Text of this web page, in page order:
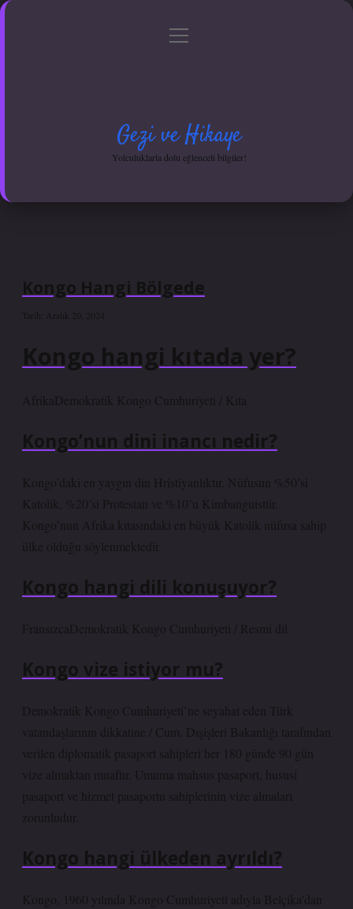
Gizlilik Politikası
menüyü
Gezi ve Hikaye
Yolculuklarla dolu eğlenceli bilgiler!
Kongo Hangi Bölgede
Tarih: Aralık 20, 2024
Kongo hangi kıtada yer?
AfrikaDemokratik Kongo Cumhuriyeti / Kıta
Kongo’nun dini inancı nedir?
Kongo’daki en yaygın din Hristiyanlıktır. Nüfusun %50’si
Katolik, %20’si Protestan ve %10’u Kimbanguisttir.
Kongo’nun Afrika kıtasındaki en büyük Katolik nüfusa sahip
ülke olduğu söylenmektedir.
Kongo hangi dili konuşuyor?
FransızcaDemokratik Kongo Cumhuriyeti / Resmi dil
Kongo vize istiyor mu?
Demokratik Kongo Cumhuriyeti’ne seyahat eden Türk
vatandaşlarının dikkatine / Cum. Dışişleri Bakanlığı tarafından
verilen diplomatik pasaport sahipleri her 180 günde 90 gün
vize almaktan muaftır. Umuma mahsus pasaport, hususi
pasaport ve hizmet pasaportu sahiplerinin vize almaları
zorunludur.
Kongo hangi ülkeden ayrıldı?
Kongo, 1960 yılında Kongo Cumhuriyeti adıyla Belçika’dan